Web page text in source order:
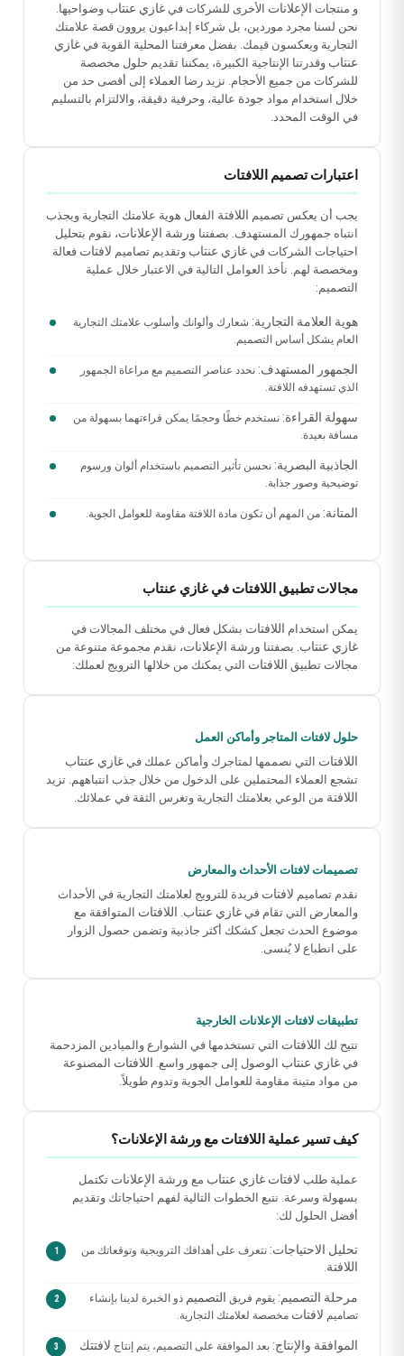
و منتجات الإعلانات الأخرى للشركات في غازي عنتاب وضواحيها.
نحن لسنا مجرد موردين، بل شركاء إبداعيون يروون قصة علامتك
التجارية ويعكسون قيمك. بفضل معرفتنا المحلية القوية في غازي
عنتاب وقدرتنا الإنتاجية الكبيرة، يمكننا تقديم حلول مخصصة
للشركات من جميع الأحجام. نزيد رضا العملاء إلى أقصى حد من
خلال استخدام مواد جودة عالية، وحرفية دقيقة، والالتزام بالتسليم
في الوقت المحدد.
اعتبارات تصميم اللافتات
يجب أن يعكس تصميم اللافتة الفعال هوية علامتك التجارية ويجذب
انتباه جمهورك المستهدف. بصفتنا ورشة الإعلانات، نقوم بتحليل
احتياجات الشركات في غازي عنتاب وتقديم تصاميم لافتات فعالة
ومخصصة لهم. نأخذ العوامل التالية في الاعتبار خلال عملية
التصميم:
هوية العلامة التجارية: شعارك وألوانك وأسلوب علامتك التجارية
العام يشكل أساس التصميم.
الجمهور المستهدف: نحدد عناصر التصميم مع مراعاة الجمهور
الذي تستهدفه اللافتة.
سهولة القراءة: نستخدم خطًا وحجمًا يمكن قراءتهما بسهولة من
مسافة بعيدة.
الجاذبية البصرية: نحسن تأثير التصميم باستخدام ألوان ورسوم
توضيحية وصور جذابة.
المتانة: من المهم أن تكون مادة اللافتة مقاومة للعوامل الجوية.
مجالات تطبيق اللافتات في غازي عنتاب
يمكن استخدام اللافتات بشكل فعال في مختلف المجالات في
غازي عنتاب. بصفتنا ورشة الإعلانات، نقدم مجموعة متنوعة من
مجالات تطبيق اللافتات التي يمكنك من خلالها الترويج لعملك:
حلول لافتات المتاجر وأماكن العمل
اللافتات التي نصممها لمتاجرك وأماكن عملك في غازي عنتاب
تشجع العملاء المحتملين على الدخول من خلال جذب انتباههم. تزيد
اللافتة من الوعي بعلامتك التجارية وتغرس الثقة في عملائك.
تصميمات لافتات الأحداث والمعارض
نقدم تصاميم لافتات فريدة للترويج لعلامتك التجارية في الأحداث
والمعارض التي تقام في غازي عنتاب. اللافتات المتوافقة مع
موضوع الحدث تجعل كشكك أكثر جاذبية وتضمن حصول الزوار
على انطباع لا يُنسى.
تطبيقات لافتات الإعلانات الخارجية
تتيح لك اللافتات التي تستخدمها في الشوارع والميادين المزدحمة
في غازي عنتاب الوصول إلى جمهور واسع. اللافتات المصنوعة
من مواد متينة مقاومة للعوامل الجوية وتدوم طويلاً.
كيف تسير عملية اللافتات مع ورشة الإعلانات؟
عملية طلب لافتات غازي عنتاب مع ورشة الإعلانات تكتمل
بسهولة وسرعة. نتبع الخطوات التالية لفهم احتياجاتك وتقديم
أفضل الحلول لك:
تحليل الاحتياجات: نتعرف على أهدافك الترويجية وتوقعاتك من
اللافتة.
مرحلة التصميم: يقوم فريق التصميم ذو الخبرة لدينا بإنشاء
تصاميم لافتات مخصصة لعلامتك التجارية.
الموافقة والإنتاج: بعد الموافقة على التصميم، يتم إنتاج لافتتك